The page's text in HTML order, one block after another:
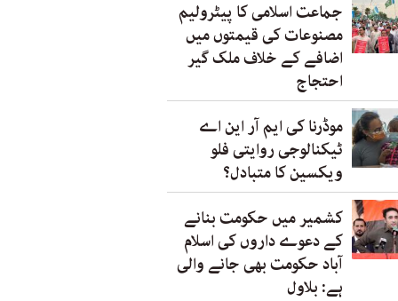
جماعت اسلامی کا پیٹرولیم
مصنوعات کی قیمتوں میں
اضافے کے خلاف ملک گیر
احتجاج
موڈرنا کی ایم آر این اے
ٹیکنالوجی روایتی فلو
ویکسین کا متبادل؟
کشمیر میں حکومت بنانے
کے دعوے داروں کی اسلام
آباد حکومت بھی جانے والی
ہے: بلاول